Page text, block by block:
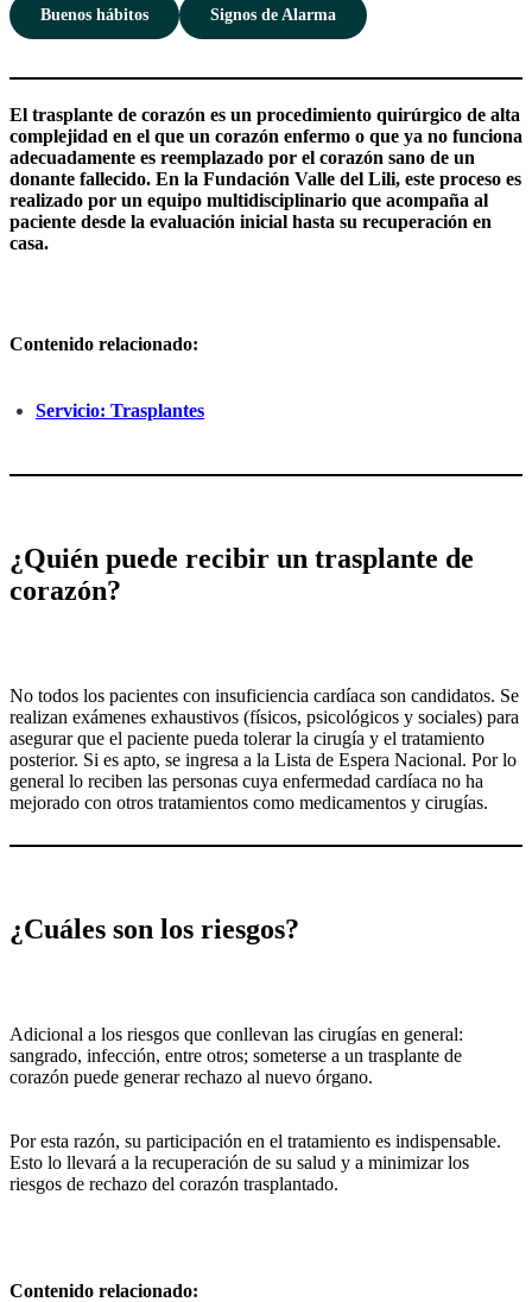
Buenos hábitos Signos de Alarma
El trasplante de corazón es un procedimiento quirúrgico de alta
complejidad en el que un corazón enfermo o que ya no funciona
adecuadamente es reemplazado por el corazón sano de un
donante fallecido. En la Fundación Valle del Lili, este proceso es
realizado por un equipo multidisciplinario que acompaña al
paciente desde la evaluación inicial hasta su recuperación en
casa.
Contenido relacionado:
Servicio: Trasplantes
¿Quién puede recibir un trasplante de
corazón?
No todos los pacientes con insuficiencia cardíaca son candidatos. Se
realizan exámenes exhaustivos (físicos, psicológicos y sociales) para
asegurar que el paciente pueda tolerar la cirugía y el tratamiento
posterior. Si es apto, se ingresa a la Lista de Espera Nacional. Por lo
general lo reciben las personas cuya enfermedad cardíaca no ha
mejorado con otros tratamientos como medicamentos y cirugías.
¿Cuáles son los riesgos?
Adicional a los riesgos que conllevan las cirugías en general:
sangrado, infección, entre otros; someterse a un trasplante de
corazón puede generar rechazo al nuevo órgano.
Por esta razón, su participación en el tratamiento es indispensable.
Esto lo llevará a la recuperación de su salud y a minimizar los
riesgos de rechazo del corazón trasplantado.
Contenido relacionado: